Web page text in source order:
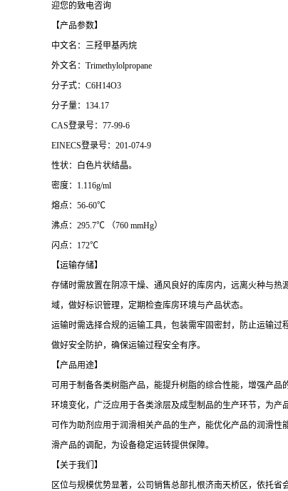
迎您的致电咨询
【产品参数】
中文名：三羟甲基丙烷
外文名： Trimethylolpropane
分子式： C6H14O3
分子量： 134.17
CAS登录号：77-99-6
EINECS登录号：201-074-9
性状：白色片状结晶。
密度： 1.116g/ml
熔点： 56-60℃
沸点： 295.7℃ （760 mmHg）
闪点： 172℃
【运输存储】
存储时需放置在阴凉干燥、通风良好的库房内，远离火种与
域，做好标识管理，定期检查库房环境与产品状态。
运输时需选择合规的运输工具，包装需牢固密封，防止运输
做好安全防护，确保运输过程安全有序。
【产品用途】
可用于制备各类树脂产品，能提升树脂的综合性能，增强产
环境变化，广泛应用于各类涂层及成型制品的生产环节，为产
可作为助剂应用于润滑相关产品的生产，能优化产品的润滑
滑产品的调配，为设备稳定运转提供保障。
【关于我们】
区位与规模优势显著， 公司销售总部扎根济南天桥区，依托省